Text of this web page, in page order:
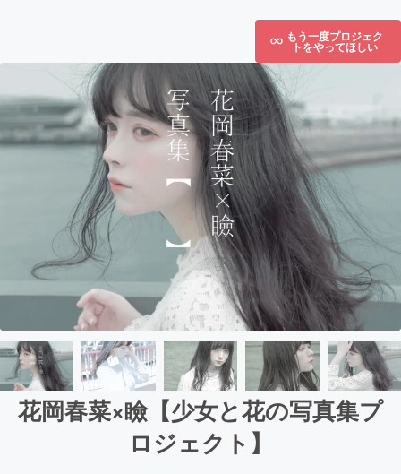
もう一度プロジェク
トをやってほしい
花岡春菜×瞼【少女と花の写真集プ
ロジェクト】